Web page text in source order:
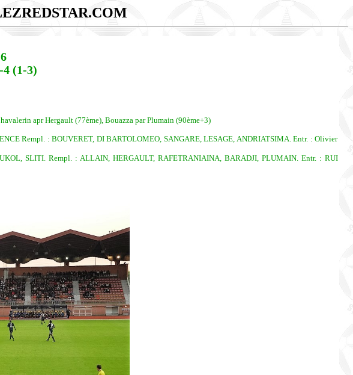
(1-3)
apr Hergault (77ème), Bouazza par Plumain (90ème+3)
Rempl. : BOUVERET, DI BARTOLOMEO, SANGARE, LESAGE, ANDRIATSIMA. Entr. : Olivier
SLITI. Rempl. : ALLAIN, HERGAULT, RAFETRANIAINA, BARADJI, PLUMAIN. Entr. : RUI